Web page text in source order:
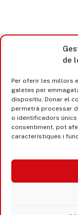
de
Per oferir les millors
galetes per
dispositiu. Donar el
permetrà processar
o identificadors
consentiment, pot
característiques i
Castell d’Aro ·
365